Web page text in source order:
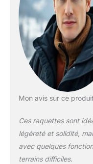
Mon avis sur ce produit
Ces raquettes sont
légèreté et solidité,
avec quelques
terrains difficiles.